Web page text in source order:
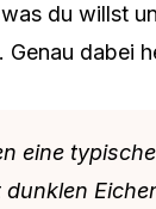
du willst
Genau dabei
eine
dunklen